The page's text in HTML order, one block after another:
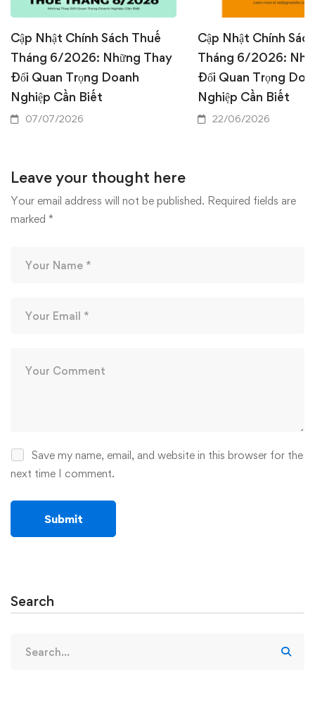
Cập Nhật Chính Sách Thuế
Tháng 6/2026: Những Thay
Đổi Quan Trọng Doanh
Nghiệp Cần Biết
07/07/2026
Cập Nhật Chính
Tháng 6/2026:
Đổi Quan Trọng
Nghiệp Cần Biết
22/06/2026
Leave your thought here
Your email address will not be published. Required fields are
marked *
Save my name, email, and website in this browser for the
next time I comment.
Search
for: